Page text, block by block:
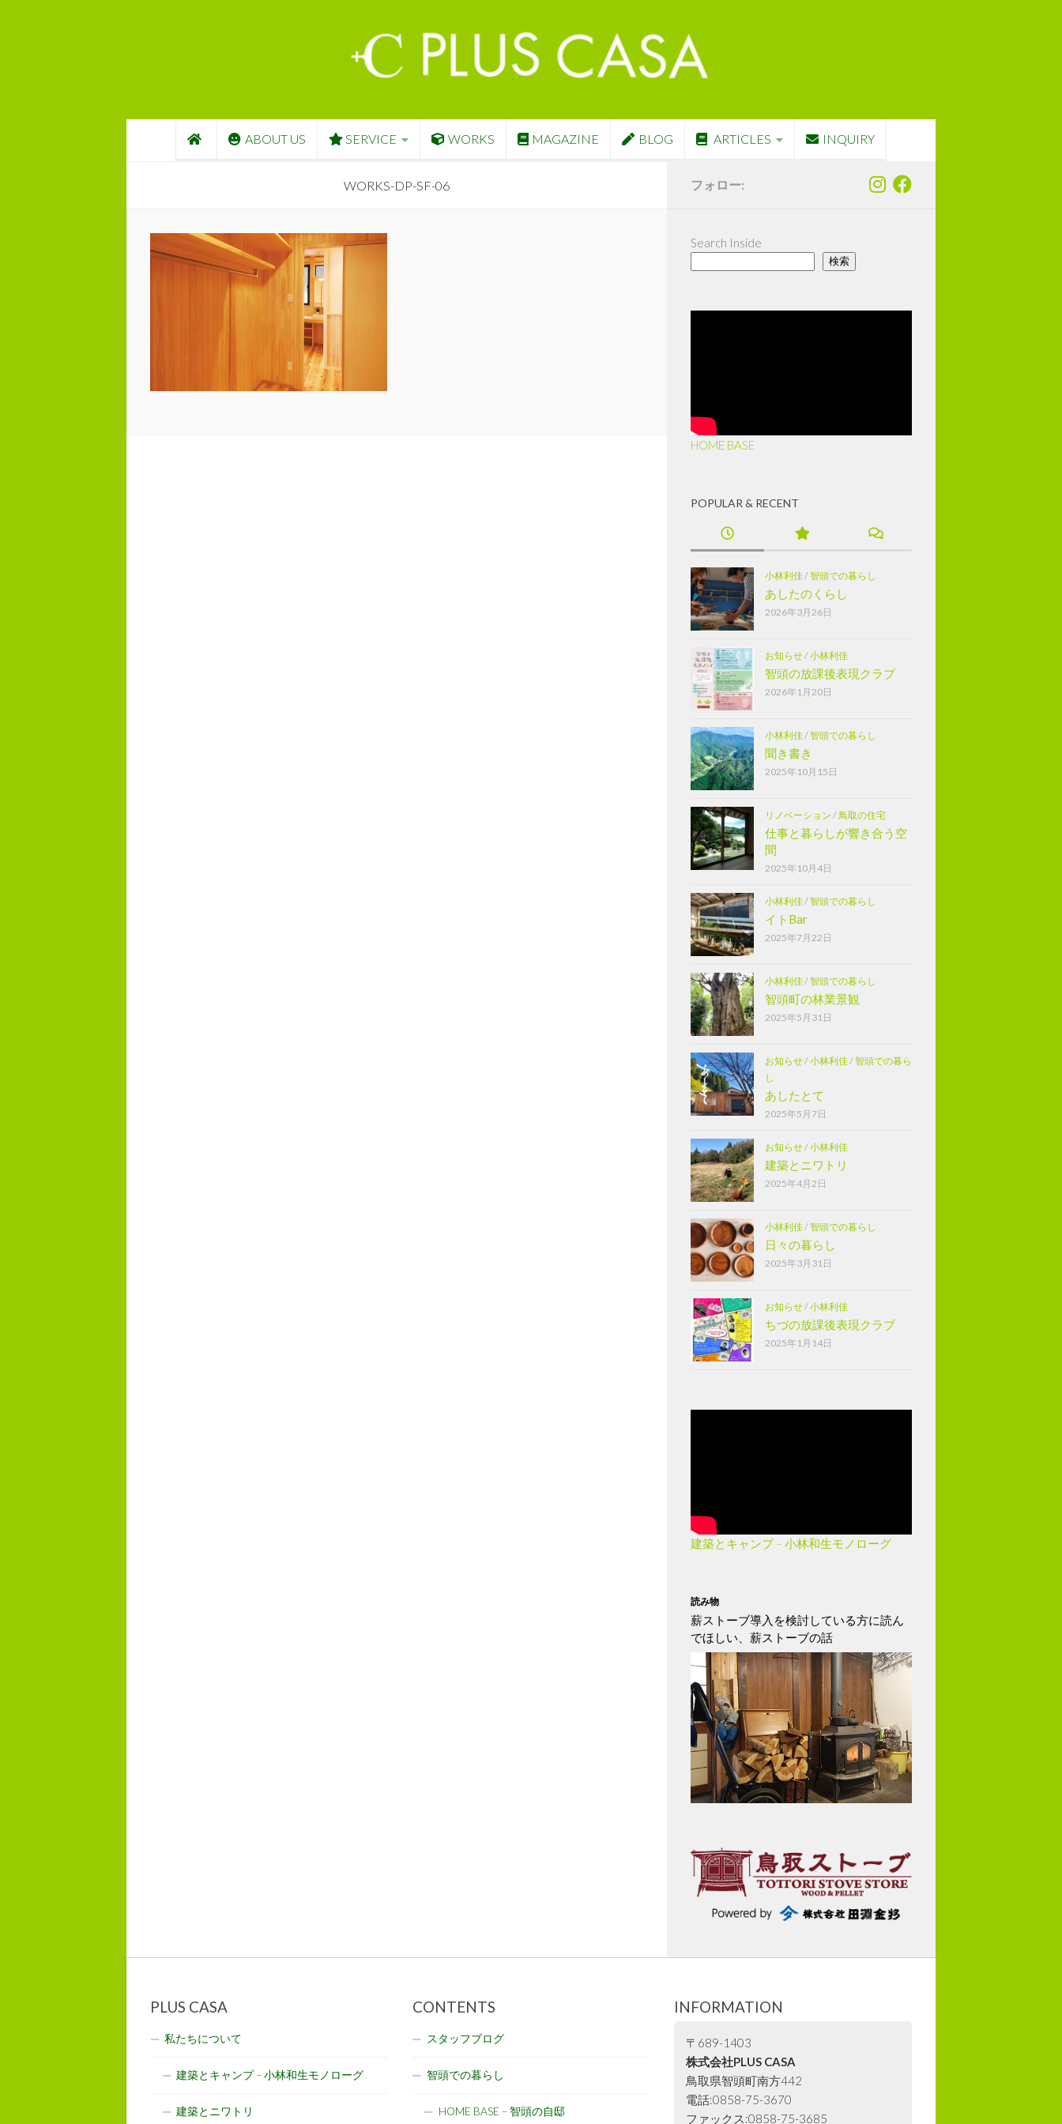
ABOUT US SERVICE WORKS MAGAZINE BLOG ARTICLES INQUIRY
WORKS-DP-SF-06 フォロー:
Search Inside
検索
HOME BASE
POPULAR & RECENT
小林利佳/智頭での暮らし
あしたのくらし
2026年3月26日
お知らせ/小林利佳
智頭の放課後表現クラブ
2026年1月20日
小林利佳/智頭での暮らし
聞き書き
2025年10月15日
リノベーション / 鳥取の住宅
仕事と暮らしが響き合う空
間
2025年10月4日
小林利佳/智頭での暮らし
イトBar
2025年7月22日
小林利佳/智頭での暮らし
智頭町の林業景観
2025年5月31日
お知らせ/小林利佳/智頭での暮ら
し
あしたとて
2025年5月7日
お知らせ/小林利佳
建築とニワトリ
2025年4月2日
小林利佳/智頭での暮らし
日々の暮らし
2025年3月31日
お知らせ/小林利佳
ちづの放課後表現クラブ
2025年1月14日
建築とキャンプ – 小林和生モノローグ
読み物
薪ストーブ導入を検討している方に読ん
でほしい、薪ストーブの話
PLUS CASA
私たちについて
建築とキャンプ – 小林和生モノローグ
建築とニワトリ
CONTENTS
スタッフブログ
智頭での暮らし
HOME BASE – 智頭の自邸
INFORMATION
〒689-1403
株式会社PLUS CASA
鳥取県智頭町南方442
電話:0858-75-3670
ファックス:0858-75-3685